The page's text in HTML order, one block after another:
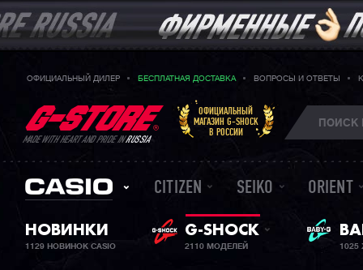
ОФИЦИАЛЬНЫЙ ДИЛЕР БЕСПЛАТНАЯ ДОСТАВКА ВОПРОСЫ И ОТВЕТЫ
MADE WITH HEART AND PRIDE INRUSSIA
ОФИЦИАЛЬНЫЙ
МАГАЗИН G-SHOCK
В РОССИИ
CITIZEN SEIKO ORIENT
НОВИНКИ
1129 НОВИНОК CASIO
G-SHOCK
2110 МОДЕЛЕЙ